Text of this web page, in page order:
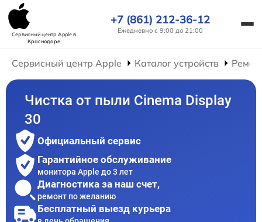
Сервисный центр Appleв
Краснодаре
+7 (861) 212-36-12
Ежедневно с 9:00 до 21:00
Сервисный центр Apple Каталог устройств
Чистка от пыли Cinema Display
30
Официальный сервис
Гарантийное обслуживание
монитора Apple до 3 лет
Диагностика за наш счет,
ремонт по желанию
Бесплатный выезд курьера